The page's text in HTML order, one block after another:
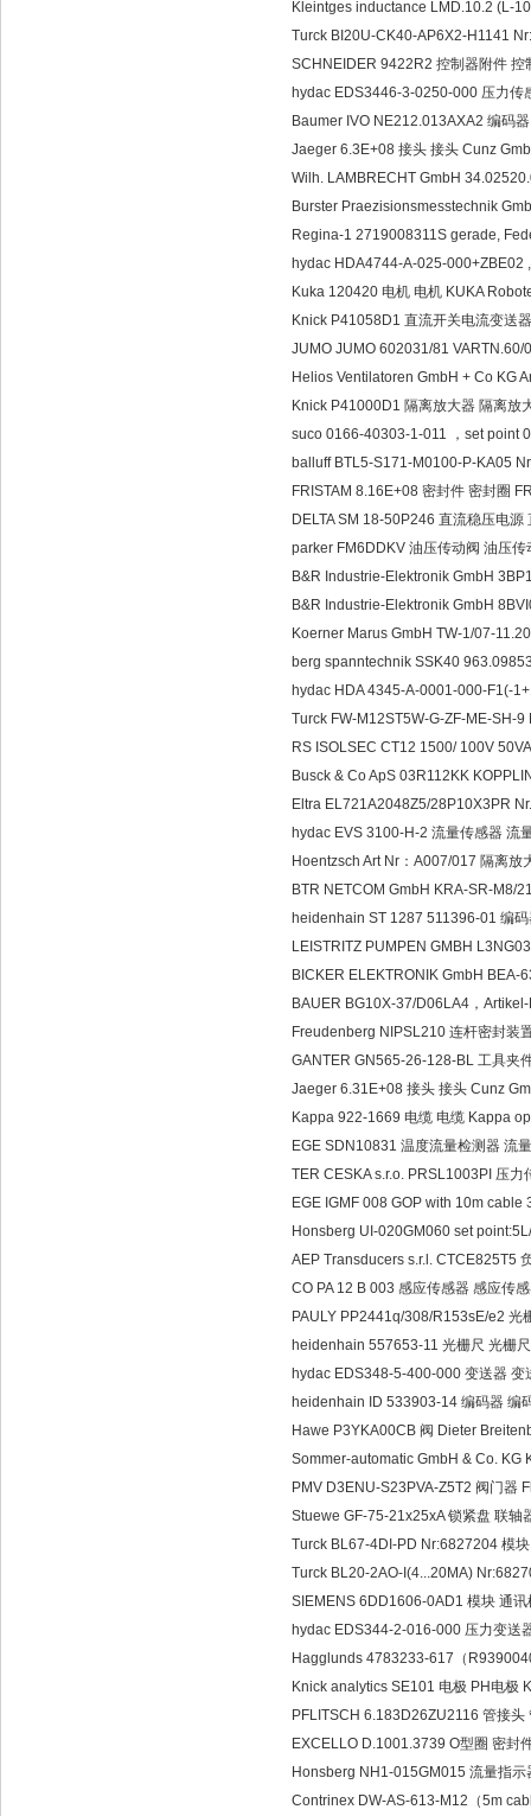
Kleintges inductance LMD.10.2 (L-
Turck BI20U-CK40-AP6X2-H1141
SCHNEIDER 9422R2 控制器附件
hydac EDS3446-3-0250-000 压力传
Baumer IVO NE212.013AXA2 编码
Jaeger 6.3E+08 接头 接头 Cunz
Wilh. LAMBRECHT GmbH
Burster Praezisionsmesstechnik
Regina-1 2719008311S gerade,
hydac HDA4744-A-025-
Kuka 120420 电机 电机 KUKA
Knick P41058D1 直流开关电流变送
JUMO JUMO 602031/81
Helios Ventilatoren GmbH + Co KG
Knick P41000D1 隔离放大器 隔离放
suco 0166-40303-1-011 ，set point
balluff BTL5-S171-M0100-P-KA05
FRISTAM 8.16E+08 密封件 密封圈
DELTA SM 18-50P246 直流稳压电
parker FM6DDKV 油压传动阀 油压
B&R Industrie-Elektronik GmbH
B&R Industrie-Elektronik GmbH
Koerner Marus GmbH TW-1/07-
berg spanntechnik SSK40
hydac HDA 4345-A-0001-000-F1(-
Turck FW-M12ST5W-G-ZF-ME-SH-
RS ISOLSEC CT12 1500/ 100V
Busck & Co ApS 03R112KK
Eltra EL721A2048Z5/28P10X3PR
hydac EVS 3100-H-2 流量传感器 流
Hoentzsch Art Nr：A007/017 隔离
BTR NETCOM GmbH KRA-SR-M8/
heidenhain ST 1287 511396-01 编
LEISTRITZ PUMPEN GMBH
BICKER ELEKTRONIK GmbH
BAUER BG10X-37/D06LA4，
Freudenberg NIPSL210 连杆密封装
GANTER GN565-26-128-BL 工具夹
Jaeger 6.31E+08 接头 接头 Cunz
Kappa 922-1669 电缆 电缆 Kappa
EGE SDN10831 温度流量检测器 流
TER CESKA s.r.o. PRSL1003PI 压
EGE IGMF 008 GOP with 10m
Honsberg UI-020GM060 set
AEP Transducers s.r.l. CTCE825T5
CO PA 12 B 003 感应传感器 感应传
PAULY PP2441q/308/R153sE/e2
heidenhain 557653-11 光栅尺 光栅
hydac EDS348-5-400-000 变送器
heidenhain ID 533903-14 编码器 编
Hawe P3YKA00CB 阀 Dieter
Sommer-automatic GmbH & Co. KG
PMV D3ENU-S23PVA-Z5T2 阀门器
Stuewe GF-75-21x25xA 锁紧盘 联
Turck BL67-4DI-PD Nr:6827204 模
Turck BL20-2AO-I(4...20MA)
SIEMENS 6DD1606-0AD1 模块 通
hydac EDS344-2-016-000 压力变送
Hagglunds 4783233-617（
Knick analytics SE101 电极 PH电极
PFLITSCH 6.183D26ZU2116 管接
EXCELLO D.1001.3739 O型圈 密封
Honsberg NH1-015GM015 流量指
Contrinex DW-AS-613-M12（5m